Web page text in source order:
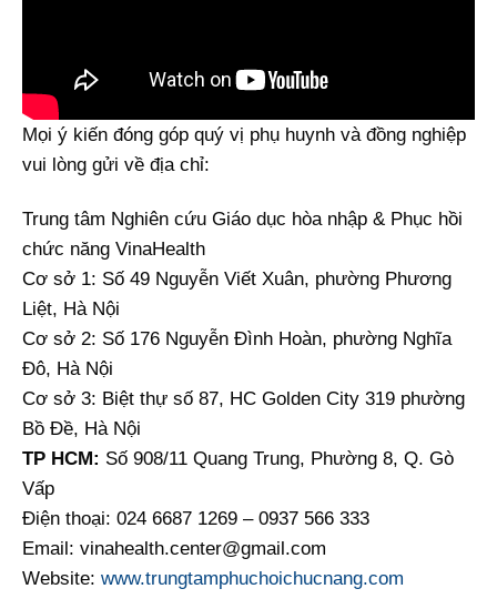
Mọi ý kiến đóng góp quý vị phụ huynh và đồng nghiệp
vui lòng gửi về địa chỉ:
Trung tâm Nghiên cứu Giáo dục hòa nhập & Phục hồi
chức năng VinaHealth
Cơ sở 1: Số 49 Nguyễn Viết Xuân, phường Phương
Liệt, Hà Nội
Cơ sở 2: Số 176 Nguyễn Đình Hoàn, phường Nghĩa
Đô, Hà Nội
Cơ sở 3: Biệt thự số 87, HC Golden City 319 phường
Bồ Đề, Hà Nội
TP HCM: Số 908/11 Quang Trung, Phường 8, Q. Gò
Vấp
Điện thoại: 024 6687 1269 – 0937 566 333
Email: vinahealth.center@gmail.com
Website: www.trungtamphuchoichucnang.com